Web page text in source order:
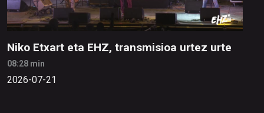
Niko Etxart eta EHZ, transmisioa urtez urte
08:28 min
2026-07-21